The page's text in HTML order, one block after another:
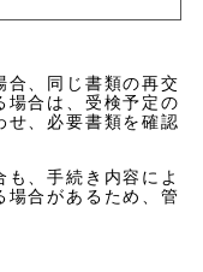
合、同じ書類の再交
場合は、受検予定の
せ、必要書類を確認
、手続き内容によ
場合があるため、管